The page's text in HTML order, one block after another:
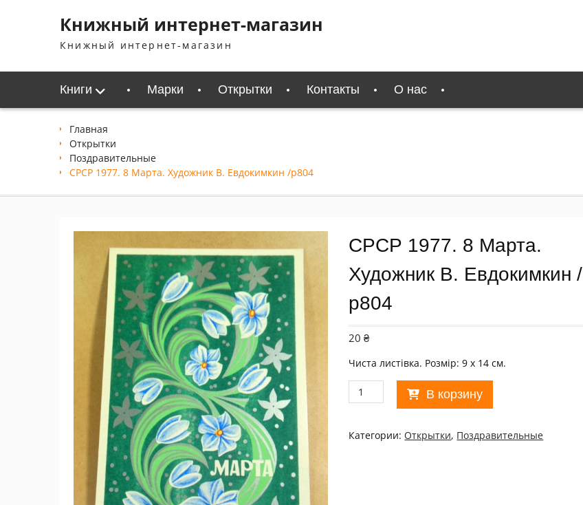
содержимомуКнижный интернет-магазин
Книжный интернет-магазин
Книги Марки Открытки Контакты О нас
Главная
Открытки
Поздравительные
СРСР 1977. 8 Марта. Художник В. Евдокимкин /р804
СРСР 1977. 8 Марта.
Художник В. Евдокимкин /
р804
20₴
Чиста листівка. Розмір: 9 х 14 см.
Количество
товара
1977.
В корзину
Категории: Открытки, Поздравительные